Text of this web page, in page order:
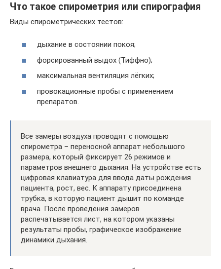
Что такое спирометрия или спирография
Виды спирометрических тестов:
дыхание в состоянии покоя;
форсированный выдох (Тиффно);
максимальная вентиляция лёгких;
провокационные пробы с применением
препаратов.
Все замеры воздуха проводят с помощью
спирометра – переносной аппарат небольшого
размера, который фиксирует 26 режимов и
параметров внешнего дыхания. На устройстве есть
цифровая клавиатура для ввода даты рождения
пациента, рост, вес. К аппарату присоединена
трубка, в которую пациент дышит по команде
врача. После проведения замеров
распечатывается лист, на котором указаны
результаты пробы, графическое изображение
динамики дыхания.